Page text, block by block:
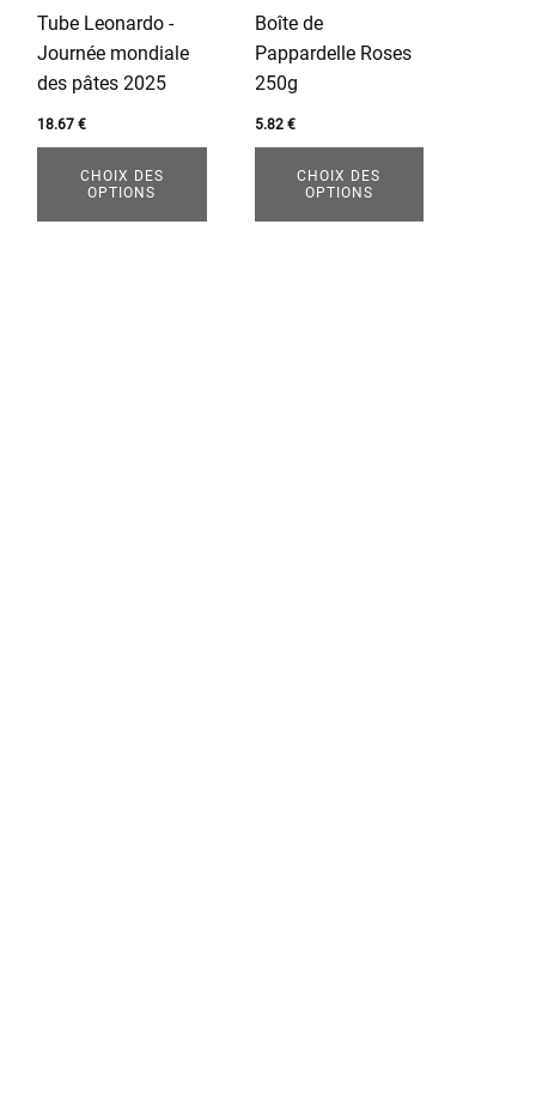
Tube Leonardo -
Journée mondiale
des pâtes 2025
18.67€
CHOIX DES
OPTIONS
peuvent
être
choisies
sur
la
Boîte de
Pappardelle Roses
250g
5.82 €
CHOIX DES
OPTIONS
peuvent
être
choisies
sur
la